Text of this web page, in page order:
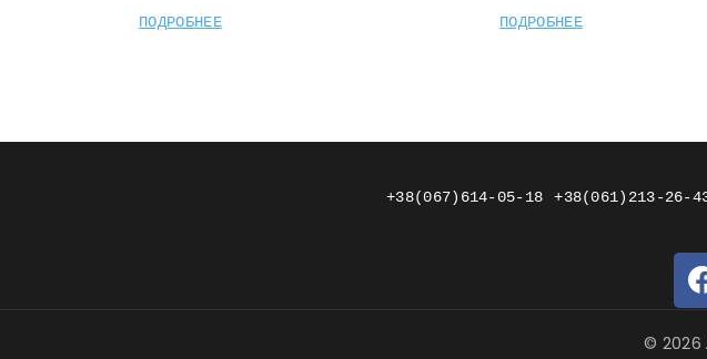
ПОДРОБНЕЕ ПОДРОБНЕЕ
+38(067)614-05-18 +38(061)213-26-
© 2026